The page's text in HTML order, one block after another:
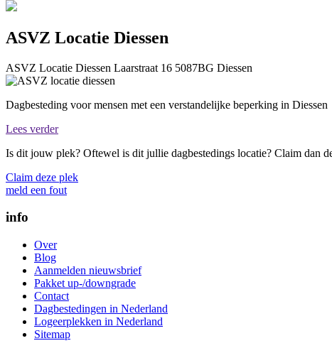
ASVZ Locatie Diessen
ASVZ Locatie Diessen Laarstraat 16 5087BG Diessen
Dagbesteding voor mensen met een verstandelijke beperking in Diessen
Lees verder
Is dit jouw plek? Oftewel is dit jullie dagbestedings locatie? Claim dan
Claim deze plek
meld een fout
info
Over
Blog
Aanmelden nieuwsbrief
Pakket up-/downgrade
Contact
Dagbestedingen in Nederland
Logeerplekken in Nederland
Sitemap